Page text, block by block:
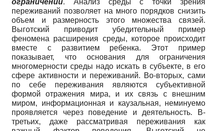
ограничений. Анализ среды с точки зрения
переживаний позволяет на много порядков снизить
объем и размерность этого множества связей.
Выготский приводит убедительный пример
феномена расширения среды, которое происходит
вместе с развитием ребенка. Этот пример
показывает, что основания для ограничения
многомерности среды надо искать в субъекте, в его
сфере активности и переживаний. Во-вторых, сами
по себе переживания являются субъективной
формой отражения мира, и их связь с внешним
миром, информационная и каузальная, неминуемо
проявляется через поведение и деятельность. В-
третьих, даже рассматривая переживания как